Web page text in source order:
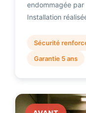
endommagée
Installation
Sécurité
Garantie 5 ans